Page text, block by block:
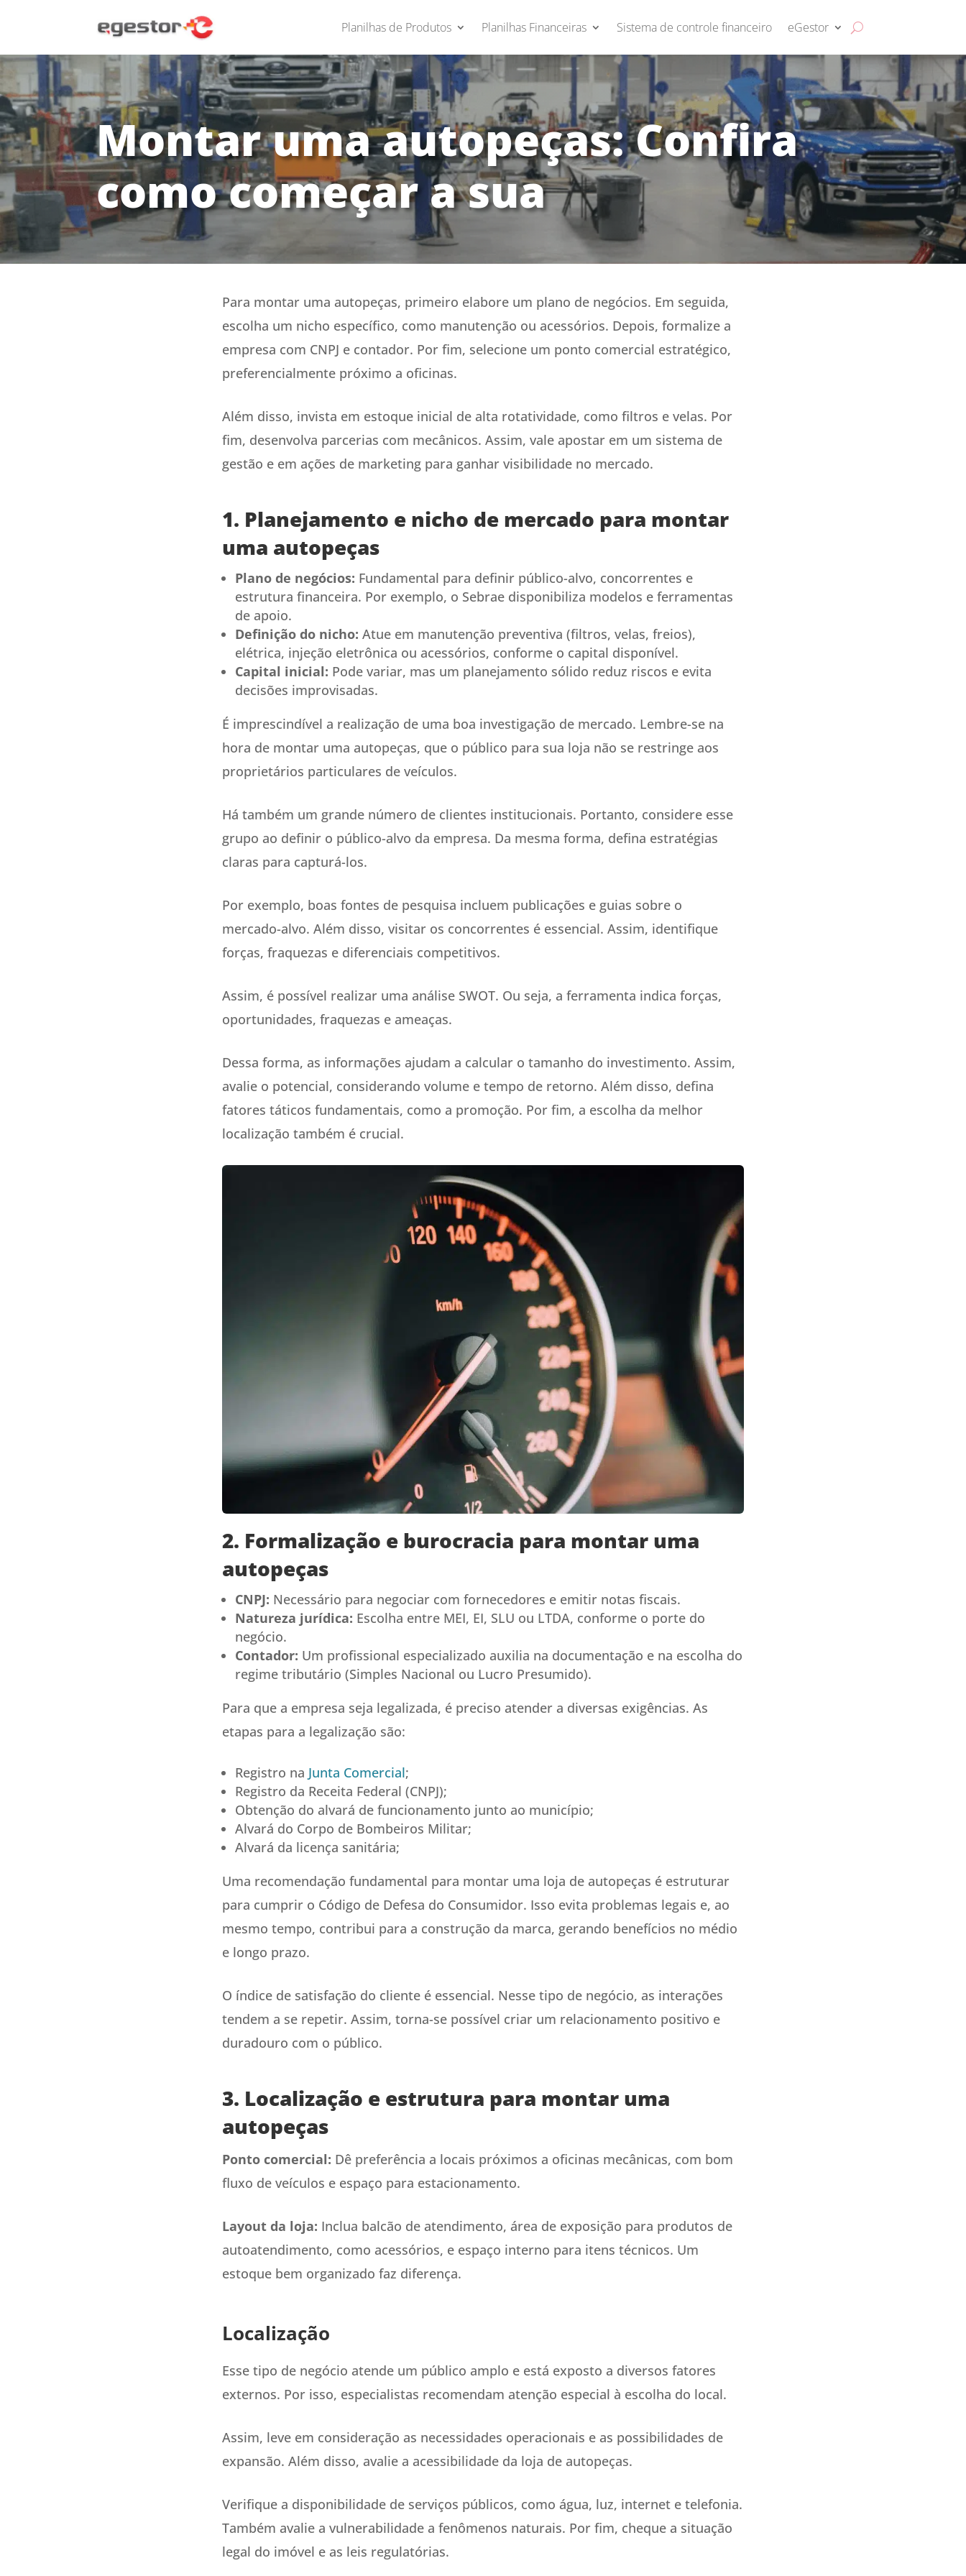
Planilhas de Produtos Planilhas Financeiras Sistema de controle financeiro eGestor
Montar uma autopeças: Confira
como começar a sua
Para montar uma autopeças, primeiro elabore um plano de negócios. Em seguida,
escolha um nicho específico, como manutenção ou acessórios. Depois, formalize a
empresa com CNPJ e contador. Por fim, selecione um ponto comercial estratégico,
preferencialmente próximo a oficinas.
Além disso, invista em estoque inicial de alta rotatividade, como filtros e velas. Por
fim, desenvolva parcerias com mecânicos. Assim, vale apostar em um sistema de
gestão e em ações de marketing para ganhar visibilidade no mercado.
1. Planejamento e nicho de mercado para montar
uma autopeças
Plano de negócios: Fundamental para definir público-alvo, concorrentes e
estrutura financeira. Por exemplo, o Sebrae disponibiliza modelos e ferramentas
de apoio.
Definição do nicho: Atue em manutenção preventiva (filtros, velas, freios),
elétrica, injeção eletrônica ou acessórios, conforme o capital disponível.
Capital inicial: Pode variar, mas um planejamento sólido reduz riscos e evita
decisões improvisadas.
É imprescindível a realização de uma boa investigação de mercado. Lembre-se na
hora de montar uma autopeças, que o público para sua loja não se restringe aos
proprietários particulares de veículos.
Há também um grande número de clientes institucionais. Portanto, considere esse
grupo ao definir o público-alvo da empresa. Da mesma forma, defina estratégias
claras para capturá-los.
Por exemplo, boas fontes de pesquisa incluem publicações e guias sobre o
mercado-alvo. Além disso, visitar os concorrentes é essencial. Assim, identifique
forças, fraquezas e diferenciais competitivos.
Assim, é possível realizar uma análise SWOT. Ou seja, a ferramenta indica forças,
oportunidades, fraquezas e ameaças.
Dessa forma, as informações ajudam a calcular o tamanho do investimento. Assim,
avalie o potencial, considerando volume e tempo de retorno. Além disso, defina
fatores táticos fundamentais, como a promoção. Por fim, a escolha da melhor
localização também é crucial.
2. Formalização e burocracia para montar uma
autopeças
CNPJ: Necessário para negociar com fornecedores e emitir notas fiscais.
Natureza jurídica: Escolha entre MEI, EI, SLU ou LTDA, conforme o porte do
negócio.
Contador: Um profissional especializado auxilia na documentação e na escolha do
regime tributário (Simples Nacional ou Lucro Presumido).
Para que a empresa seja legalizada, é preciso atender a diversas exigências. As
etapas para a legalização são:
Registro na Junta Comercial;
Registro da Receita Federal (CNPJ);
Obtenção do alvará de funcionamento junto ao município;
Alvará do Corpo de Bombeiros Militar;
Alvará da licença sanitária;
Uma recomendação fundamental para montar uma loja de autopeças é estruturar
para cumprir o Código de Defesa do Consumidor. Isso evita problemas legais e, ao
mesmo tempo, contribui para a construção da marca, gerando benefícios no médio
e longo prazo.
O índice de satisfação do cliente é essencial. Nesse tipo de negócio, as interações
tendem a se repetir. Assim, torna-se possível criar um relacionamento positivo e
duradouro com o público.
3. Localização e estrutura para montar uma
autopeças
Ponto comercial: Dê preferência a locais próximos a oficinas mecânicas, com bom
fluxo de veículos e espaço para estacionamento.
Layout da loja: Inclua balcão de atendimento, área de exposição para produtos de
autoatendimento, como acessórios, e espaço interno para itens técnicos. Um
estoque bem organizado faz diferença.
Localização
Esse tipo de negócio atende um público amplo e está exposto a diversos fatores
externos. Por isso, especialistas recomendam atenção especial à escolha do local.
Assim, leve em consideração as necessidades operacionais e as possibilidades de
expansão. Além disso, avalie a acessibilidade da loja de autopeças.
Verifique a disponibilidade de serviços públicos, como água, luz, internet e telefonia.
Também avalie a vulnerabilidade a fenômenos naturais. Por fim, cheque a situação
legal do imóvel e as leis regulatórias.